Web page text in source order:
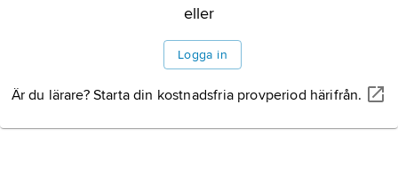
eller
Logga in
Är du lärare? Starta din kostnadsfria provperiod härifrån.